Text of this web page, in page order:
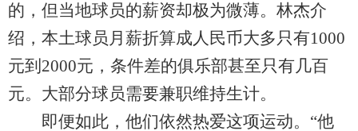
的，但当地球员的薪资却极为微薄。林杰介
绍，本土球员月薪折算成人民币大多只有1000
元到2000元，条件差的俱乐部甚至只有几百
元。大部分球员需要兼职维持生计。
即便如此，他们依然热爱这项运动。“他